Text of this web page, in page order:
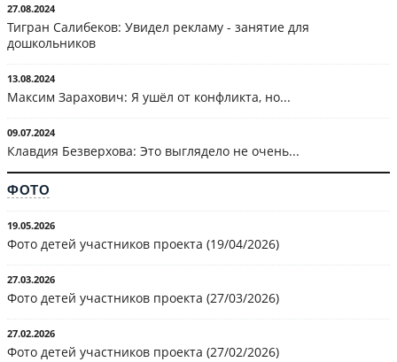
27.08.2024
Тигран Салибеков: Увидел рекламу - занятие для
дошкольников
13.08.2024
Максим Зарахович: Я ушёл от конфликта, но...
09.07.2024
Клавдия Безверхова: Это выглядело не очень...
ФОТО
19.05.2026
Фото детей участников проекта (19/04/2026)
27.03.2026
Фото детей участников проекта (27/03/2026)
27.02.2026
Фото детей участников проекта (27/02/2026)